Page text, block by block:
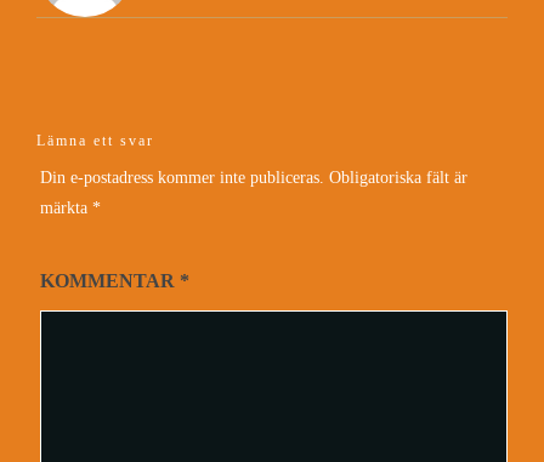
Lämna ett svar
Din e-postadress kommer inte publiceras. Obligatoriska fält är
märkta *
KOMMENTAR *